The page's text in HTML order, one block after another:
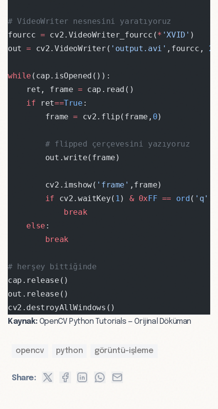
# VideoWriter nesnesini yaratıyoruz
fourcc = cv2.VideoWriter_fourcc(* 'XVID' )
out = cv2.VideoWriter( 'output.avi' ,fourcc,
while (cap.isOpened()):
    ret, frame
= cap.read()
    if
ret==True :
        frame
= cv2.flip(frame, 0)
        # flipped çerçevesini yazıyoruz
        out.write(frame)
        cv2.imshow(
'frame' ,frame)
        if
cv2.waitKey( 1) & 0xFF == ord( 'q'
            break
    else
:
        break
# herşey bittiğinde
cap.release()
out.release()
cv2.destroyAllWindows()
Kaynak: OpenCV Python Tutorials — Orijinal Döküman
opencv python görüntü-işleme
Share: